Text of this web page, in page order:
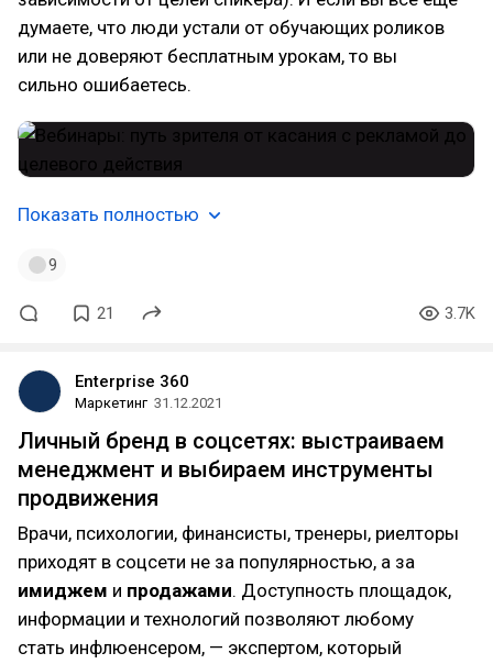
думаете, что люди устали от обучающих роликов
или не доверяют бесплатным урокам, то вы
сильно ошибаетесь.
Показать полностью
9
21 3.7K
Enterprise 360
Маркетинг 31.12.2021
Личный бренд в соцсетях: выстраиваем
менеджмент и выбираем инструменты
продвижения
Врачи, психологии, финансисты, тренеры, риелторы
приходят в соцсети не за популярностью, а за
имиджем и продажами. Доступность площадок,
информации и технологий позволяют любому
стать инфлюенсером, — экспертом, который